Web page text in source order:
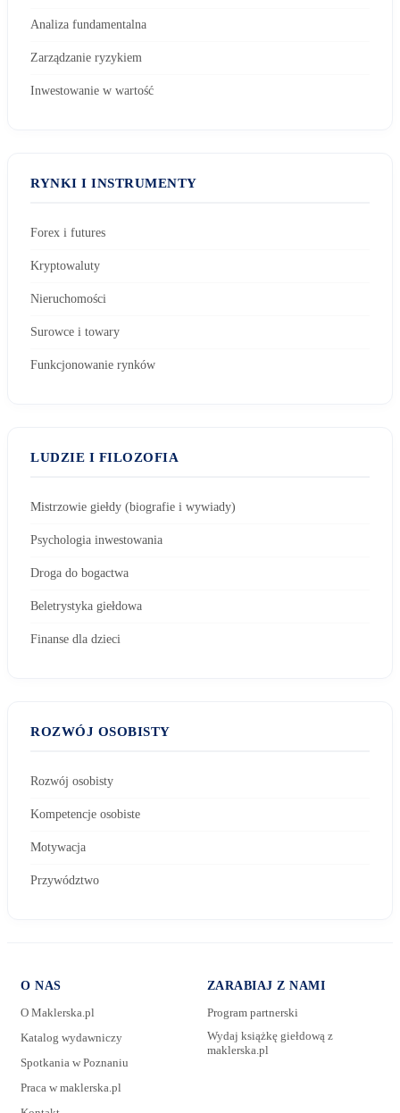
Analiza fundamentalna
Zarządzanie ryzykiem
Inwestowanie w wartość
RYNKI I INSTRUMENTY
Forex i futures
Kryptowaluty
Nieruchomości
Surowce i towary
Funkcjonowanie rynków
LUDZIE I FILOZOFIA
Mistrzowie giełdy (biografie i wywiady)
Psychologia inwestowania
Droga do bogactwa
Beletrystyka giełdowa
Finanse dla dzieci
ROZWÓJ OSOBISTY
Rozwój osobisty
Kompetencje osobiste
Motywacja
Przywództwo
O NAS
O Maklerska.pl
Katalog wydawniczy
Spotkania w Poznaniu
Praca w maklerska.pl
ZARABIAJ Z NAMI
Program partnerski
Wydaj książkę giełdową z
maklerska.pl
E-mail: